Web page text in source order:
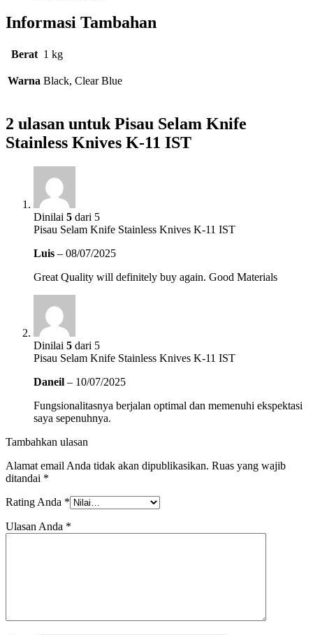
Informasi Tambahan
Berat 1 kg
Warna Black, Clear Blue
2 ulasan untukPisau Selam Knife
Stainless Knives K-11 IST
Dinilai 5 dari 5
Pisau Selam Knife Stainless Knives K-11 IST
Luis – 08/07/2025
Great Quality will definitely buy again. Good Materials
Dinilai 5 dari 5
Pisau Selam Knife Stainless Knives K-11 IST
Daneil – 10/07/2025
Fungsionalitasnya berjalan optimal dan memenuhi ekspektasi
saya sepenuhnya.
Tambahkan ulasan
Alamat email Anda tidak akan dipublikasikan. Ruas yang wajib
ditandai *
Rating Anda *
Ulasan Anda *